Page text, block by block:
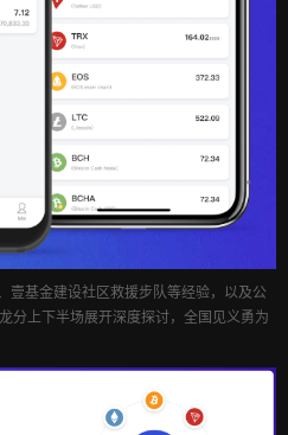
壹基金建设社区救援步队等经验，以及公
分上下半场展开深度探讨，全国见义勇为